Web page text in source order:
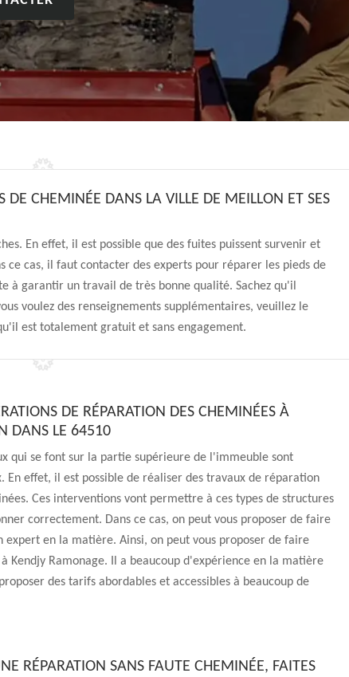
DE CHEMINÉE DANS LA VILLE DE MEILLON ET SES
En effet, il est possible que des fuites puissent survenir et
ce cas, il faut contacter des experts pour réparer les pieds de
à garantir un travail de très bonne qualité. Sachez qu'il
voulez des renseignements supplémentaires, veuillez le
est totalement gratuit et sans engagement.
DE RÉPARATION DES CHEMINÉES À
DANS LE 64510
qui se font sur la partie supérieure de l'immeuble sont
En effet, il est possible de réaliser des travaux de réparation
Ces interventions vont permettre à ces types de structures
correctement. Dans ce cas, on peut vous proposer de faire
expert en la matière. Ainsi, on peut vous proposer de faire
Kendjy Ramonage. Il a beaucoup d'expérience en la matière
des tarifs abordables et accessibles à beaucoup de
RÉPARATION SANS FAUTE CHEMINÉE, FAITES